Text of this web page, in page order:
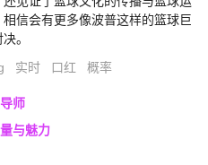
信会有更多像波普这样的篮球巨
。
实时 口红 概率
师
与魅力